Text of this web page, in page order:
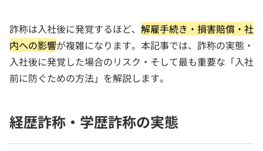
詐称は入社後に発覚するほど、 解雇手続き・損害賠償・社
内への影響が複雑になります。本記事では、詐称の実態・
入社後に発覚した場合のリスク・そして最も重要な「入社
前に防ぐための方法」を解説します。
経歴詐称・学歴詐称の実態